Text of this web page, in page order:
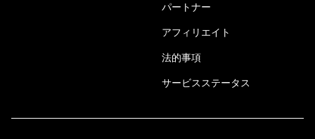
パートナー
アフィリエイト
法的事項
サービスステータス